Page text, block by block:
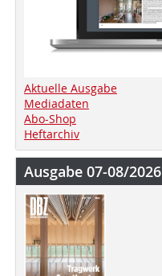
Aktuelle Ausgabe
Mediadaten
Abo-Shop
Heftarchiv
Ausgabe 07-08/2026